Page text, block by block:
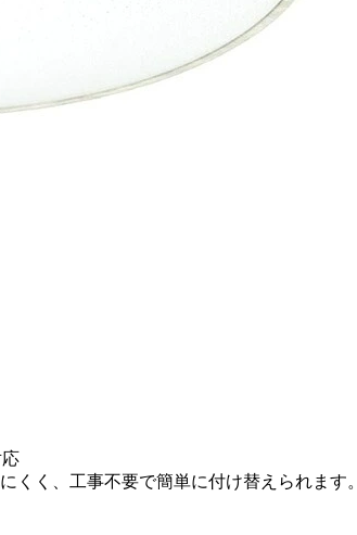
くく、工事不要で簡単に付け替えられます。